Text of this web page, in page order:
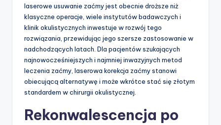
laserowe usuwanie zaćmy jest obecnie droższe niż
klasyczne operacje, wiele instytutów badawczych i
klinik okulistycznych inwestuje w rozwój tego
rozwiązania, przewidując jego szersze zastosowanie w
nadchodzących latach. Dla pacjentów szukających
najnowocześniejszych i najmniej inwazyjnych metod
leczenia zaćmy, laserowa korekcja zaćmy stanowi
obiecującą alternatywę i może wkrótce stać się złotym
standardem w chirurgii okulistycznej.
Rekonwalescencja po